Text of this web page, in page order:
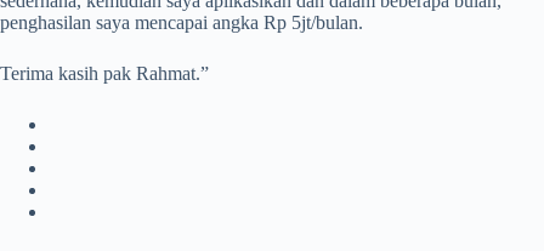
penghasilan saya mencapai angka Rp 5jt/bulan.
Terima kasih pak Rahmat.”